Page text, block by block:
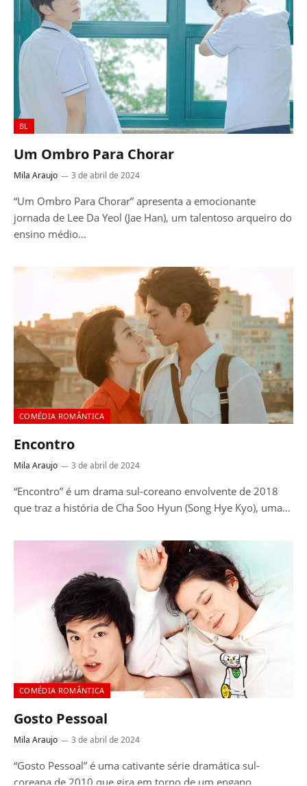
BL
Um Ombro Para Chorar
Mila Araujo 3 de abril de 2024
“Um Ombro Para Chorar” apresenta a emocionante
jornada de Lee Da Yeol (Jae Han), um talentoso arqueiro do
ensino médio…
COMÉDIA ROMÂNTICA
Encontro
Mila Araujo 3 de abril de 2024
“Encontro” é um drama sul-coreano envolvente de 2018
que traz a história de Cha Soo Hyun (Song Hye Kyo), uma…
COMÉDIA ROMÂNTICA
Gosto Pessoal
Mila Araujo 3 de abril de 2024
“Gosto Pessoal” é uma cativante série dramática sul-
coreana de 2010 que gira em torno de um engano